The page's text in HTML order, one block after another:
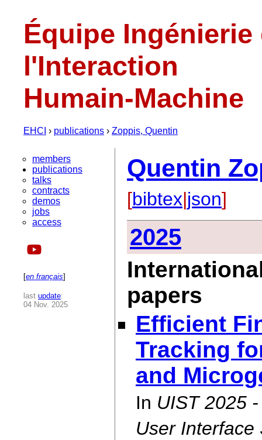
Équipe Ingénierie
l'Interaction
Humain-Machine
EHCI › publications › Zoppis, Quentin
members
publications
talks
contracts
demos
jobs
access
[en français]
last update:
04 Nov. 2025
Quentin
[bibtex|json]
2025
papers
Efficient
Tracking
and
In UIST 2025
User Interface